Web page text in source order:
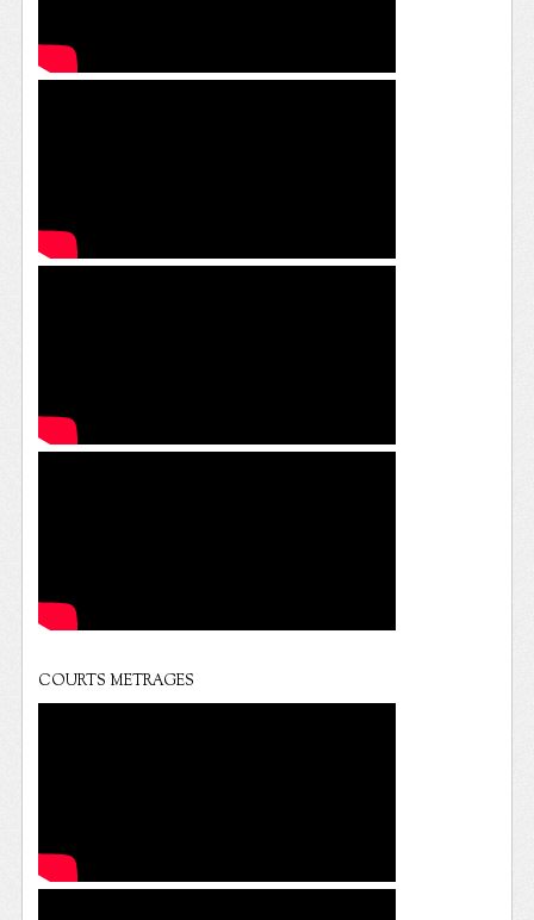
COURTS METRAGES